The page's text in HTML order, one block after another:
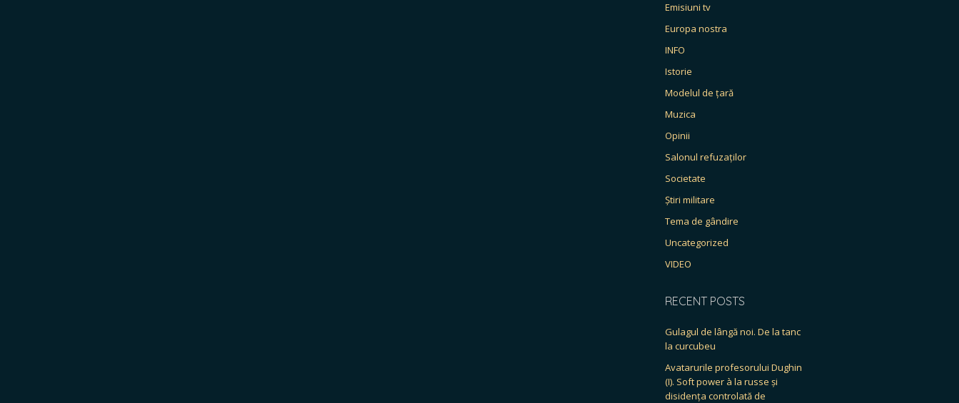
Emisiuni tv
Europa nostra
INFO
Istorie
Modelul de țară
Muzica
Opinii
Salonul refuzaților
Societate
Știri militare
Tema de gândire
Uncategorized
VIDEO
RECENT POSTS
Gulagul de lângă noi. De la tanc
la curcubeu
Avatarurile profesorului Dughin
(I). Soft power à la russe și
disidența controlată de